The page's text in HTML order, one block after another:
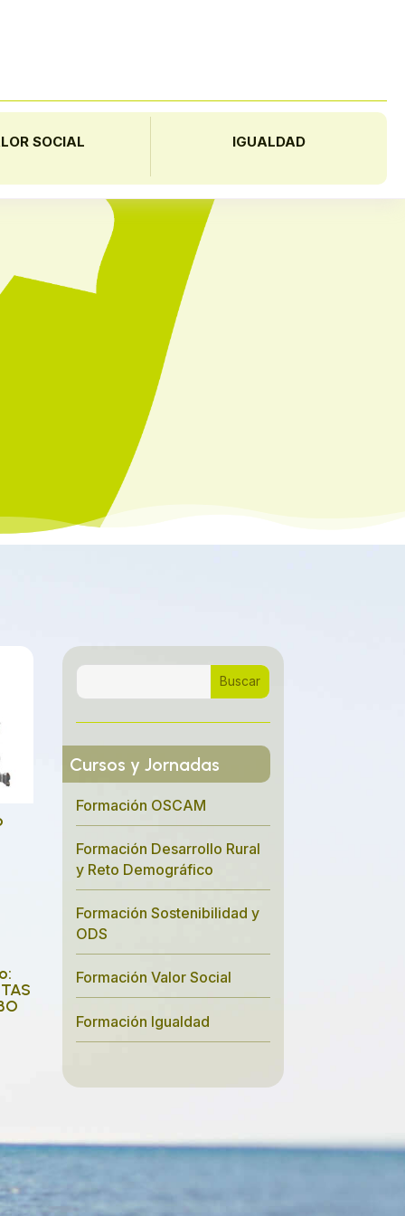
SOCIAL IGUALDAD
Cursos y Jornadas
Formación OSCAM
Formación Desarrollo Rural
y Reto Demográfico
Formación Sostenibilidad y
ODS
Formación Valor Social
Formación Igualdad